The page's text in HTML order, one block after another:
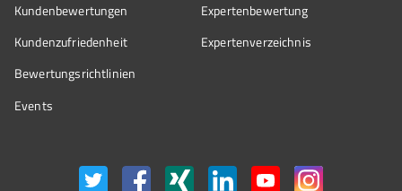
Kundenbewertungen
Kundenzufriedenheit
Bewertungs­richtlinien
Events
Expertenbewertung
Expertenverzeichnis